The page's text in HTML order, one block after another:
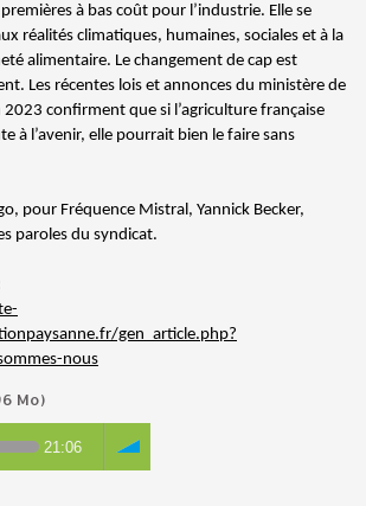
à bas coût pour l’industrie. Elle se
réalités climatiques, humaines, sociales et à la
alimentaire. Le changement de cap est
Les récentes lois et annonces du ministère de
2023 confirment que si l’agriculture française
à l’avenir, elle pourrait bien le faire sans
pour Fréquence Mistral, Yannick Becker,
paroles du syndicat.
gen_article.php?
nous
Mo)
21:06